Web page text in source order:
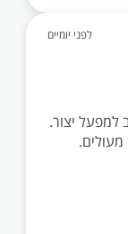
לפני יומיים
למפעל יצור.